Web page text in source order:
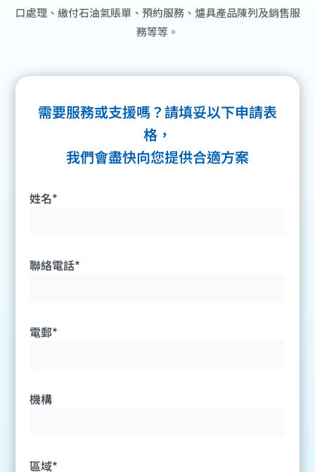
口處理、繳付石油氣賬單、預約服務、爐具產品陳列及銷售服
務等等。